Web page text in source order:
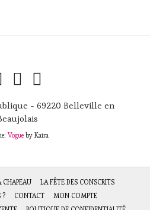
- 69220 Belleville en
Vogueby Kaira
CHAPEAU
LA FÊTE DES CONSCRITS
?
CONTACT
MON COMPTE